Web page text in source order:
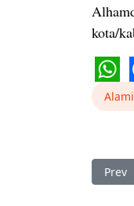
kota/
Prev